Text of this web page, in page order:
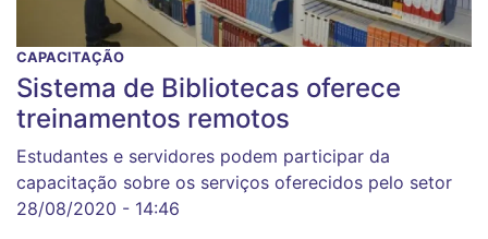
CAPACITAÇÃO
Sistema de Bibliotecas oferece
treinamentos remotos
Estudantes e servidores podem participar da
capacitação sobre os serviços oferecidos pelo setor
28/08/2020 - 14:46